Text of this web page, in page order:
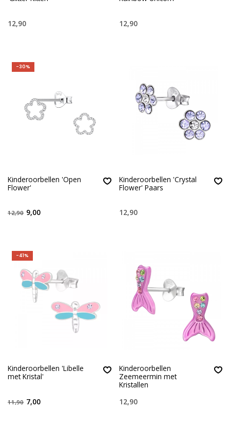
12,90 12,90
-30%
Kinderoorbellen 'Open
Flower'
12,90 9,00
Kinderoorbellen 'Crystal
Flower' Paars
12,90
-41%
Kinderoorbellen 'Libelle
met Kristal'
11,90 7,00
Kinderoorbellen
Zeemeermin met
Kristallen
12,90